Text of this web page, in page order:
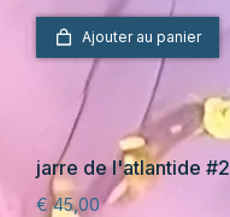
Ajouter au panier
jarre de l'atlantide #2
€45,00